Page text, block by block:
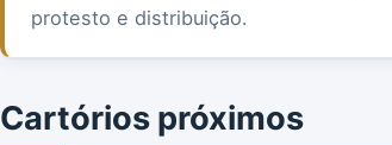
protesto e distribuição.
Cartórios próximos